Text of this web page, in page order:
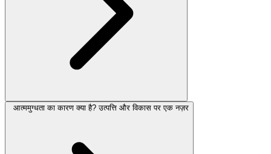
आत्ममुग्धता का कारण क्या है? उत्पत्ति और विकास पर एक नज़र